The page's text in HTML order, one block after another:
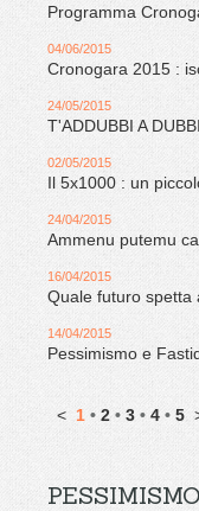
Programma
04/06/2015
Cronogara 2015 :
24/05/2015
T'ADDUBBI A
02/05/2015
Il 5x1000 : un
24/04/2015
Ammenu putemu
16/04/2015
Quale futuro spetta
14/04/2015
Pessimismo e
< 1 • 2 • 3 • 4 • 5